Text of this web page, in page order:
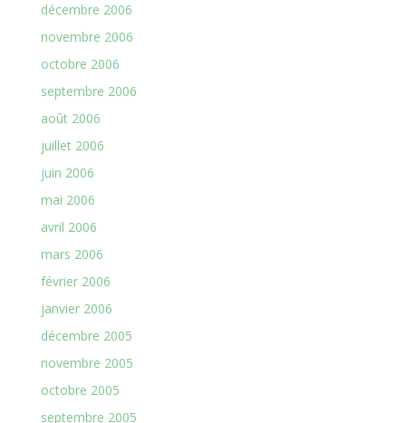
décembre 2006
novembre 2006
octobre 2006
septembre 2006
août 2006
juillet 2006
juin 2006
mai 2006
avril 2006
mars 2006
février 2006
janvier 2006
décembre 2005
novembre 2005
octobre 2005
septembre 2005